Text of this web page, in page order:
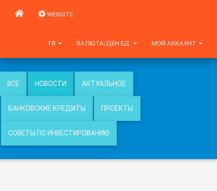
WEBSITE
МОЙ АККАУНТ
ВАЛЮТА/ДЕН.ЕД.
TR
ВСЕ НОВОСТИ АКТУАЛЬНОЕ
БАНКОВСКИЕ КРЕДИТЫ ПРОЕКТЫ
СОВЕТЫ ПО ИНВЕСТИРОВАНИЮ